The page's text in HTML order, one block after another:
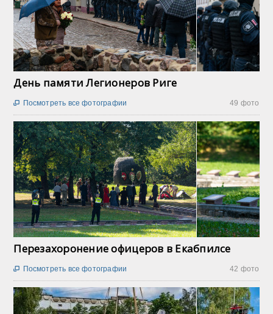
День памяти Легионеров Риге
49 фото
 Посмотреть все фотографии
Перезахоронение офицеров в Екабпилсе
42 фото
 Посмотреть все фотографии